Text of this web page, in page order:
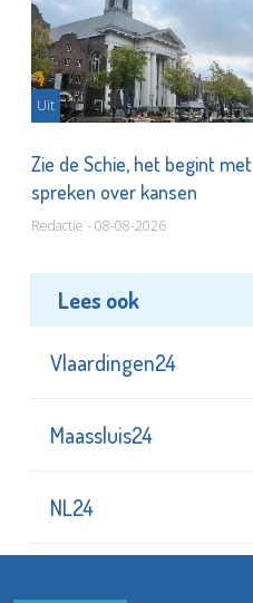
Uit
Zie de Schie, het begint met
spreken over kansen
Redactie - 08-08-2026
Lees ook
Vlaardingen24
Maassluis24
NL24